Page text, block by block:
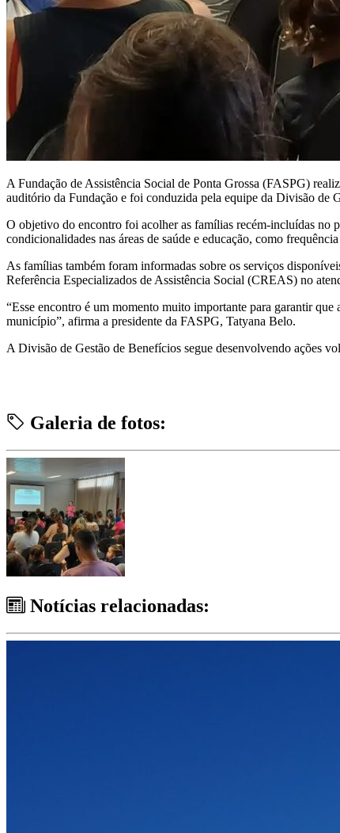
A Fundação de Assistência Social de Ponta Grossa (FASPG)
auditório da Fundação e foi conduzida pela equipe da Divisão de
O objetivo do encontro foi acolher as famílias recém-incluídas no
condicionalidades nas áreas de saúde e educação, como
As famílias também foram informadas sobre os serviços
Referência Especializados de Assistência Social (CREAS) no
“Esse encontro é um momento muito importante para garantir
município”, afirma a presidente da FASPG, Tatyana Belo.
A Divisão de Gestão de Benefícios segue desenvolvendo ações
Galeria de fotos:
Notícias relacionadas: